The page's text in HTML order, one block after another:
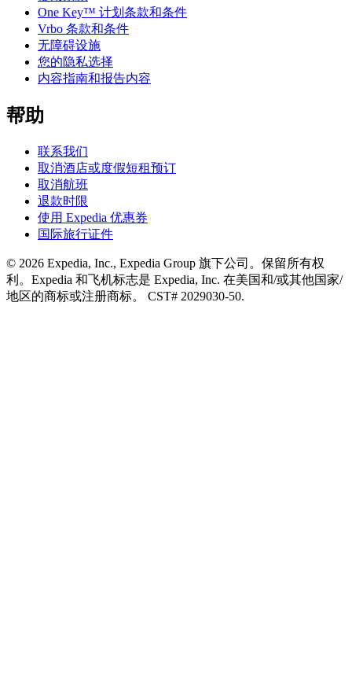
One Key™ 计划条款和条件
Vrbo 条款和条件
无障碍设施
您的隐私选择
内容指南和报告内容
帮助
联系我们
取消酒店或度假短租预订
取消航班
退款时限
使用 Expedia 优惠券
国际旅行证件
© 2026 Expedia, Inc., Expedia Group 旗下公司。保留所有权
利。Expedia 和飞机标志是 Expedia, Inc. 在美国和/或其他国家/
地区的商标或注册商标。 CST# 2029030-50.